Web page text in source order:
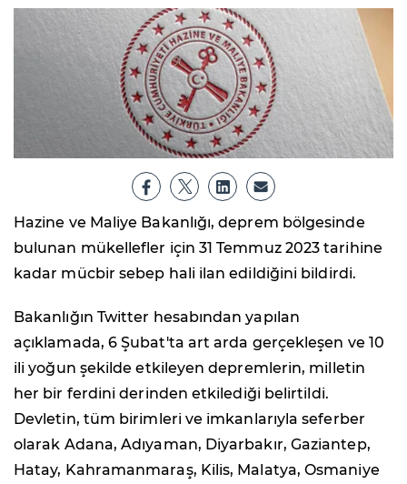
Hazine ve Maliye Bakanlığı, deprem bölgesinde
bulunan mükellefler için 31 Temmuz 2023 tarihine
kadar mücbir sebep hali ilan edildiğini bildirdi.
Bakanlığın Twitter hesabından yapılan
açıklamada, 6 Şubat'ta art arda gerçekleşen ve 10
ili yoğun şekilde etkileyen depremlerin, milletin
her bir ferdini derinden etkilediği belirtildi.
Devletin, tüm birimleri ve imkanlarıyla seferber
olarak Adana, Adıyaman, Diyarbakır, Gaziantep,
Hatay, Kahramanmaraş, Kilis, Malatya, Osmaniye